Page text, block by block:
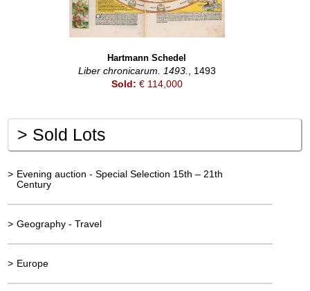
Hartmann Schedel
Liber chronicarum. 1493.
, 1493
Sold: € 114,000
> Sold Lots
> Evening auction - Special Selection 15th – 21th
Century
> Geography - Travel
> Europe